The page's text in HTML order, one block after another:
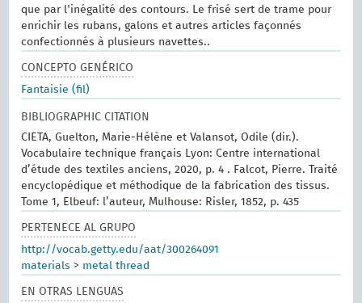
que par l'inégalité des contours. Le frisé sert de trame pour
enrichir les rubans, galons et autres articles façonnés
confectionnés à plusieurs navettes..
CONCEPTO GENÉRICO
Fantaisie (fil)
BIBLIOGRAPHIC CITATION
CIETA, Guelton, Marie-Hélène et Valansot, Odile (dir.).
Vocabulaire technique français Lyon: Centre international
d’étude des textiles anciens, 2020, p. 4 . Falcot, Pierre. Traité
encyclopédique et méthodique de la fabrication des tissus.
Tome 1, Elbeuf: l’auteur, Mulhouse: Risler, 1852, p. 435
PERTENECE AL GRUPO
http://vocab.getty.edu/aat/300264091
materials > metal thread
EN OTRAS LENGUAS